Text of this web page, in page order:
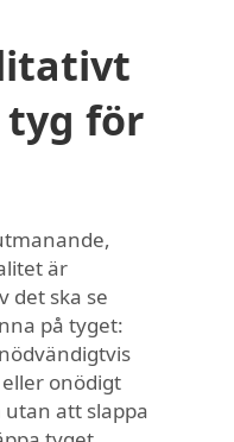
tyg för
är
det ska se
på tyget:
onödigt
att slappa